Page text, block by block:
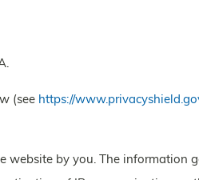
(see https://
website by you. The information